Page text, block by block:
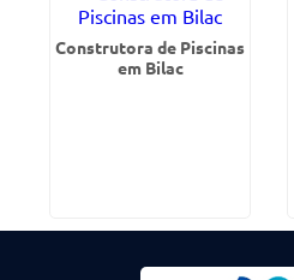
Construtora de Piscinas
em Bilac